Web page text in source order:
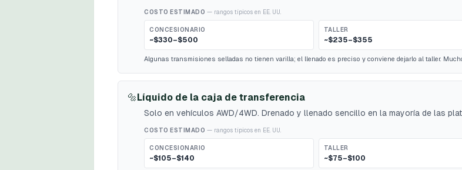
COSTO ESTIMADO — rangos típicos en EE. UU.
CONCESIONARIO
~$330–$500
TALLER
~$235–$355
Algunas transmisiones selladas no tienen varilla; el llenado es preciso y conviene dejarlo al taller.
🔩Líquido de la caja de transferencia
Solo en vehículos AWD/4WD. Drenado y llenado sencillo en la mayoría de las
COSTO ESTIMADO — rangos típicos en EE. UU.
CONCESIONARIO
~$105–$140
TALLER
~$75–$100